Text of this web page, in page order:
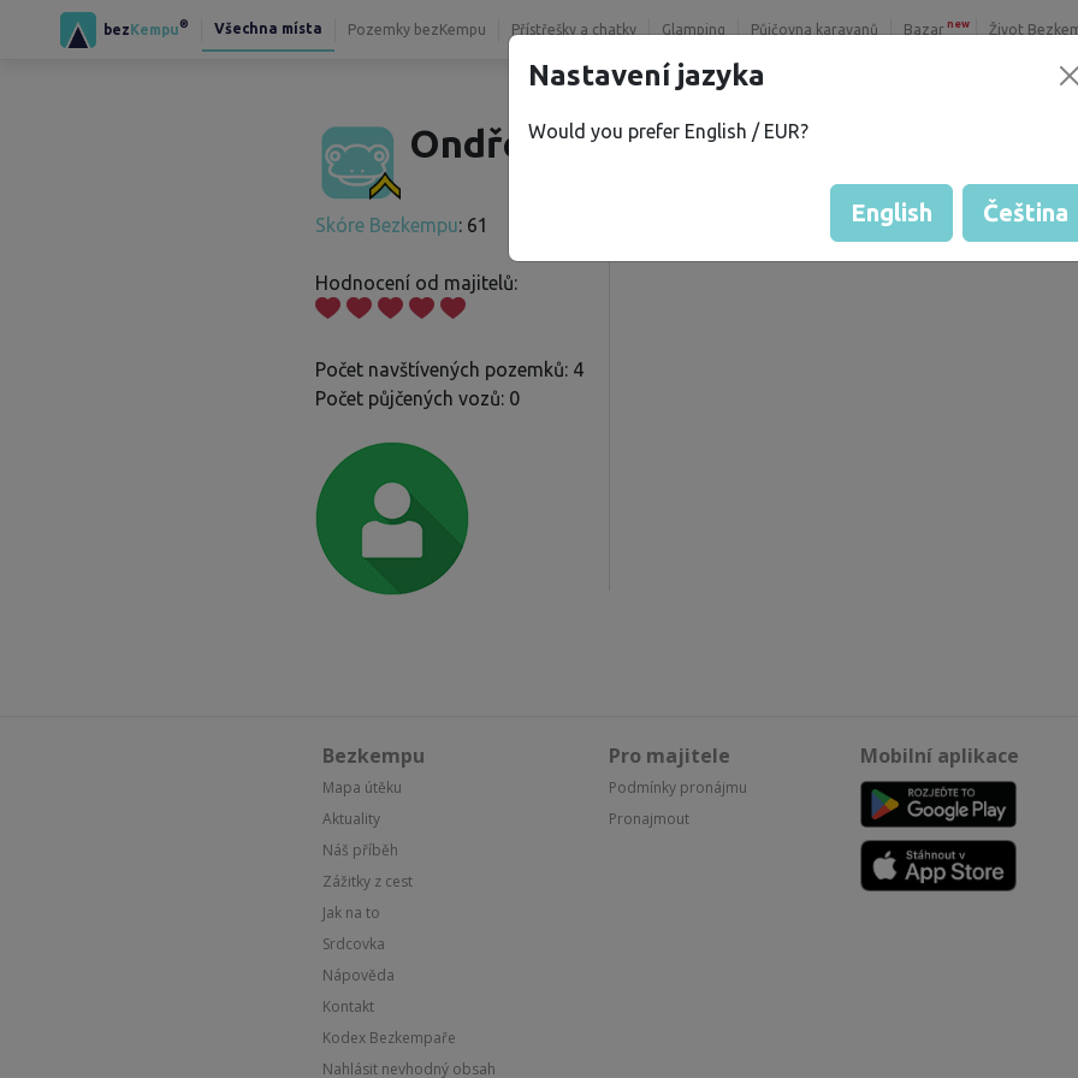
bezKempu® Všechna místa Pozemky bezKempu Přístřešky a chatky Glamping Půjčovna karavanů Bazar new Život
Ondřej G.
Skóre Bezkempu: 61
Hodnocení od majitelů:
Počet navštívených pozemků: 4
Počet půjčených vozů: 0
Hodnocení pozemků
Bezkempu
Mapa útěku
Aktuality
Náš příběh
Zážitky z cest
Jak na to
Srdcovka
Nápověda
Kontakt
Kodex Bezkempaře
Nahlásit nevhodný obsah
Pro majitele
Podmínky pronájmu
Pronajmout
Mobilní aplikace
Nastavení jazyka
Would you prefer English / EUR?
English Čeština